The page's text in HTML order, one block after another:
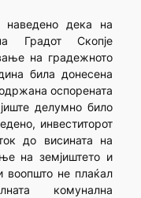
наведено дека на
Градот Скопје
на градежното
била донесена
оспорената
делумно било
инвеститорот
до висината на
на земјиштето и
воопшто не плаќал
комунална